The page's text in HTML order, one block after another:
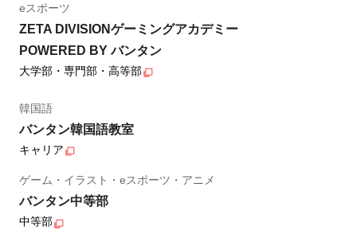
eスポーツ
ZETA DIVISIONゲーミングアカデミー
POWERED BY バンタン
大学部・専門部・高等部
韓国語
バンタン韓国語教室
キャリア
ゲーム・イラスト・eスポーツ・アニメ
バンタン中等部
中等部